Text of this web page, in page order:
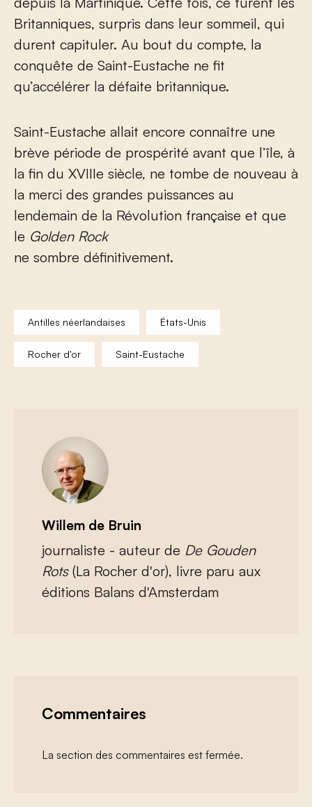
Britanniques, surpris dans leur sommeil, qui
durent capituler. Au bout du compte, la
conquête de Saint-Eustache ne fit
qu’accélérer la défaite britannique.
Saint-Eustache allait encore connaître une
brève période de prospérité avant que l’île, à
la fin du XVIIIe siècle, ne tombe de nouveau à
la merci des grandes puissances au
lendemain de la Révolution française et que
le Golden Rock
ne sombre définitivement.
Antilles néerlandaises États-Unis
Rocher d'or Saint-Eustache
Willem de Bruin
journaliste - auteur de De Gouden
Rots(La Rocher d'or), livre paru aux
éditions Balans d'Amsterdam
Commentaires
La section des commentaires est fermée.